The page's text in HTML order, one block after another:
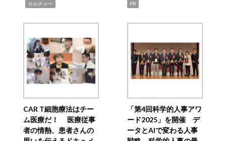
カルチャー PR
CAR T細胞療法はチー
ム医療だ！ 医療従事
者の情熱、患者さんの
「第4回科学的人事アワ
ード2025」を開催 デ
ータとAIで変わる人事